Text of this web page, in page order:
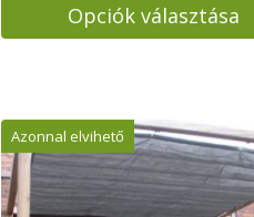
2555000 Ft
Opciók választása
több
variációja
van.
Azonnal elvihető